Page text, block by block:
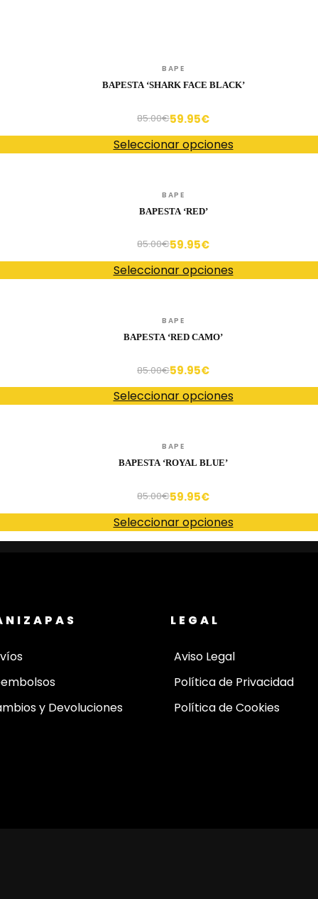
BAPE
BAPESTA ‘SHARK FACE BLACK’
85.00€59.95€
Seleccionar opciones
BAPE
BAPESTA ‘RED’
85.00€59.95€
Seleccionar opciones
BAPE
BAPESTA ‘RED CAMO’
85.00€59.95€
Seleccionar opciones
BAPE
BAPESTA ‘ROYAL BLUE’
85.00€59.95€
Seleccionar opciones
y Devoluciones
LEGAL
Aviso Legal
Política de Privacidad
Política de Cookies